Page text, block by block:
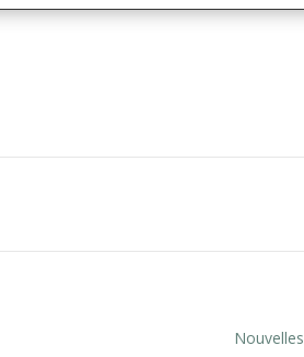
Nouvelles